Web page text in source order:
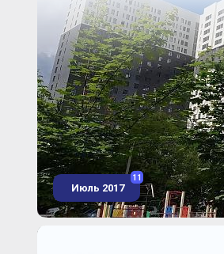
Июль 2017
11